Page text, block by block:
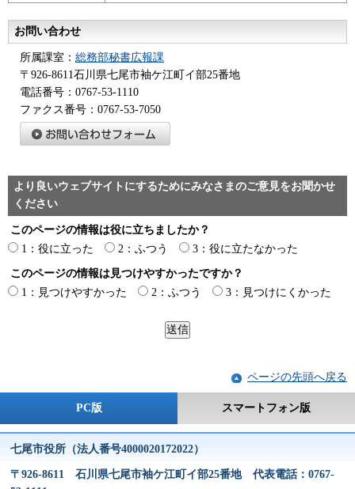
お問い合わせ
所属課室： 総務部秘書広報課
〒926-8611石川県七尾市袖ケ江町イ部25番地
電話番号：0767-53-1110
ファクス番号：0767-53-7050
より良いウェブサイトにするためにみなさまのご意見をお聞かせ
ください
このページの情報は役に立ちましたか？
1：役に立った
2：ふつう 3：役に立たなかった
このページの情報は見つけやすかったですか？
1：見つけやすかった
2：ふつう 3：見つけにくかった
ページの先頭へ戻る
PC版 スマートフォン版
七尾市役所（法人番号4000020172022）
〒926-8611 石川県七尾市袖ケ江町イ部25番地 代表電話：0767-